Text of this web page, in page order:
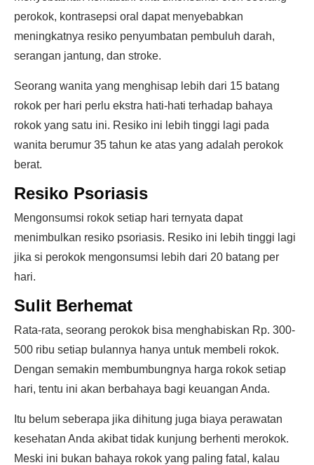
perokok, kontrasepsi oral dapat menyebabkan
meningkatnya resiko penyumbatan pembuluh darah,
serangan jantung, dan stroke.
Seorang wanita yang menghisap lebih dari 15 batang
rokok per hari perlu ekstra hati-hati terhadap bahaya
rokok yang satu ini. Resiko ini lebih tinggi lagi pada
wanita berumur 35 tahun ke atas yang adalah perokok
berat.
Resiko Psoriasis
Mengonsumsi rokok setiap hari ternyata dapat
menimbulkan resiko psoriasis. Resiko ini lebih tinggi lagi
jika si perokok mengonsumsi lebih dari 20 batang per
hari.
Sulit Berhemat
Rata-rata, seorang perokok bisa menghabiskan Rp. 300-
500 ribu setiap bulannya hanya untuk membeli rokok.
Dengan semakin membumbungnya harga rokok setiap
hari, tentu ini akan berbahaya bagi keuangan Anda.
Itu belum seberapa jika dihitung juga biaya perawatan
kesehatan Anda akibat tidak kunjung berhenti merokok.
Meski ini bukan bahaya rokok yang paling fatal, kalau